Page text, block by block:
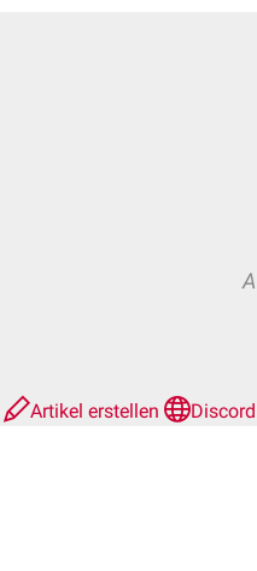
A
Artikel erstellen Discord